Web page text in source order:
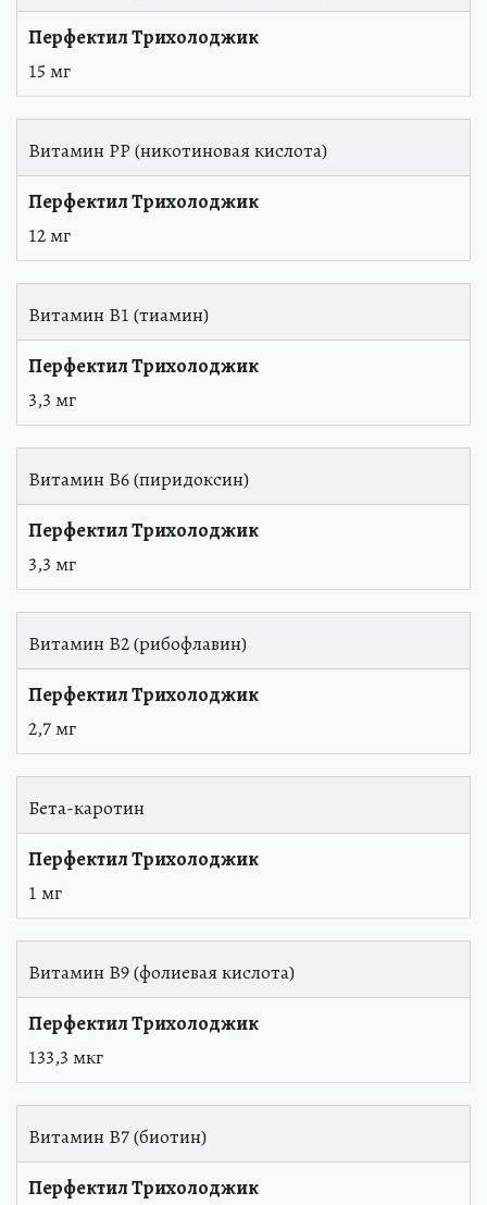
15 мг
Витамин РР (никотиновая кислота)
12 мг
Витамин В1 (тиамин)
3,3 мг
Витамин В6 (пиридоксин)
3,3 мг
Витамин В2 (рибофлавин)
2,7 мг
Бета-каротин
1 мг
Витамин В9 (фолиевая кислота)
133,3 мкг
Витамин B7 (биотин)